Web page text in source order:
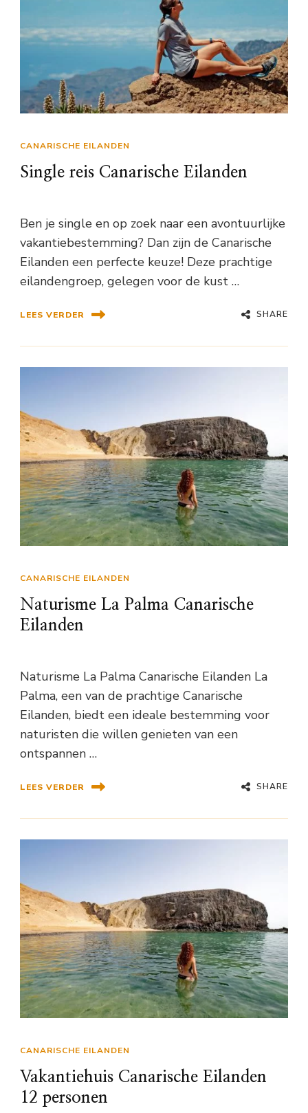
CANARISCHE EILANDEN
Single reis Canarische Eilanden
Ben je single en op zoek naar een avontuurlijke
vakantiebestemming? Dan zijn de Canarische
Eilanden een perfecte keuze! Deze prachtige
eilandengroep, gelegen voor de kust …
LEES VERDER SHARE
CANARISCHE EILANDEN
Naturisme La Palma Canarische
Eilanden
Naturisme La Palma Canarische Eilanden La
Palma, een van de prachtige Canarische
Eilanden, biedt een ideale bestemming voor
naturisten die willen genieten van een
ontspannen …
LEES VERDER SHARE
CANARISCHE EILANDEN
Vakantiehuis Canarische Eilanden
12 personen